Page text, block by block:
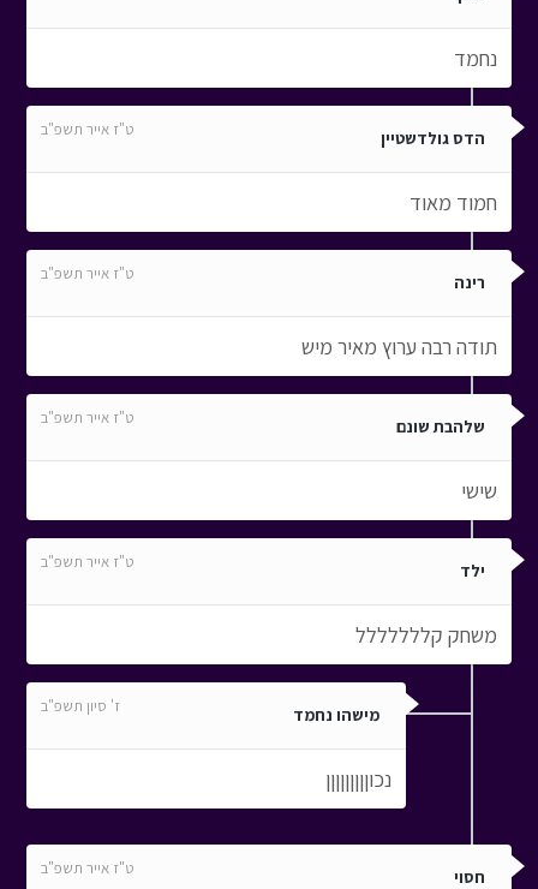
נחמד
הדס גולדשטיין ט"ז אייר תשפ"ב
חמוד מאוד
רינה ט"ז אייר תשפ"ב
תודה רבה ערוץ מאיר מיש
שלהבת שונם ט"ז אייר תשפ"ב
שישי
ילד ט"ז אייר תשפ"ב
משחק קללללללל
מישהו נחמד ז' סיון תשפ"ב
נכוןןןןןןןןן
חסוי ט"ז אייר תשפ"ב